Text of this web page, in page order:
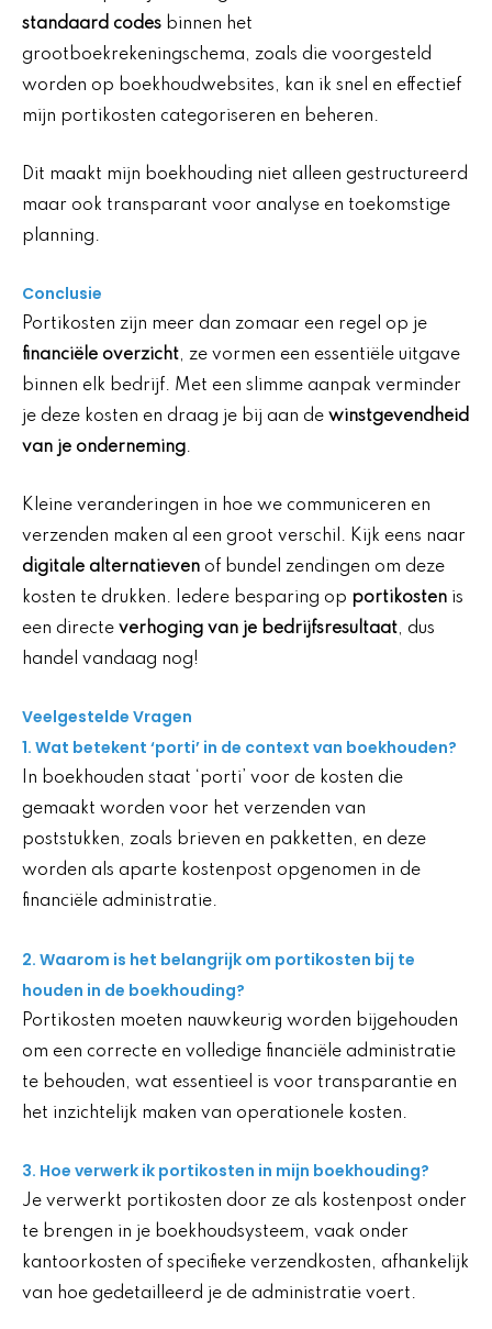
standaard codes binnen het
grootboekrekeningschema, zoals die voorgesteld
worden op boekhoudwebsites, kan ik snel en effectief
mijn portikosten categoriseren en beheren.
Dit maakt mijn boekhouding niet alleen gestructureerd
maar ook transparant voor analyse en toekomstige
planning.
Conclusie
Portikosten zijn meer dan zomaar een regel op je
financiële overzicht, ze vormen een essentiële uitgave
binnen elk bedrijf. Met een slimme aanpak verminder
je deze kosten en draag je bij aan de winstgevendheid
van je onderneming.
Kleine veranderingen in hoe we communiceren en
verzenden maken al een groot verschil. Kijk eens naar
digitale alternatieven of bundel zendingen om deze
kosten te drukken. Iedere besparing op portikosten is
een directe verhoging van je bedrijfsresultaat, dus
handel vandaag nog!
Veelgestelde Vragen
1. Wat betekent ‘porti’ in de context van boekhouden?
In boekhouden staat ‘porti’ voor de kosten die
gemaakt worden voor het verzenden van
poststukken, zoals brieven en pakketten, en deze
worden als aparte kostenpost opgenomen in de
financiële administratie.
2. Waarom is het belangrijk om portikosten bij te
houden in de boekhouding?
Portikosten moeten nauwkeurig worden bijgehouden
om een correcte en volledige financiële administratie
te behouden, wat essentieel is voor transparantie en
het inzichtelijk maken van operationele kosten.
3. Hoe verwerk ik portikosten in mijn boekhouding?
Je verwerkt portikosten door ze als kostenpost onder
te brengen in je boekhoudsysteem, vaak onder
kantoorkosten of specifieke verzendkosten, afhankelijk
van hoe gedetailleerd je de administratie voert.